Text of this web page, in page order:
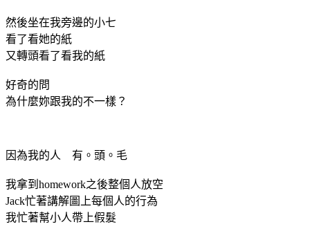
然後坐在我旁邊的小七
看了看她的紙
又轉頭看了看我的紙
好奇的問
為什麼妳跟我的不一樣？
因為我的人 有。頭。毛
我拿到homework之後整個人放空
Jack忙著講解圖上每個人的行為
我忙著幫小人帶上假髮